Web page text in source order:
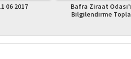
Odası’ndan
Verimli
Bölüm 1